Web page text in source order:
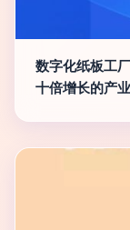
数字化纸板工
十倍增长的产